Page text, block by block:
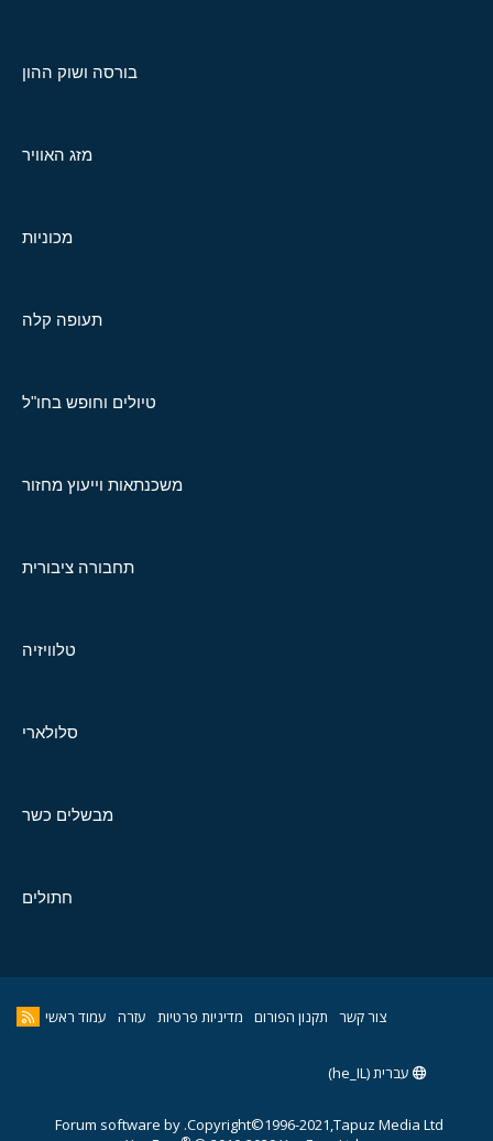
בורסה ושוק ההון
מזג האוויר
מכוניות
תעופה קלה
טיולים וחופש בחו"ל
משכנתאות וייעוץ מחזור
תחבורה ציבורית
טלוויזיה
סלולארי
מבשלים כשר
חתולים
צור קשר תקנון הפורום מדיניות פרטיות עזרה עמוד ראשי
עברית (he_IL)
Copyright©1996-2021,Tapuz Media Ltd.
Forum software by